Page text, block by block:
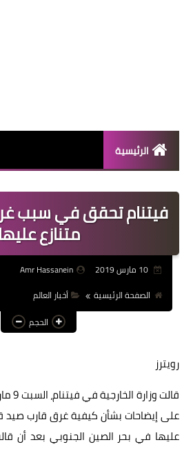
الرئيسية
منوعات
فعاليات
صحة
عالم
أخبار مصر
أخبار
فيتنام تحقق في سبب
متنازع عليها
10 مارس 2019
Amr Hassanein
الصفحة الرئيسية
أخبار العالم
الحجم
رويترز
قالت
على إيضاحات بشأن كيفية غرق قارب صيد
عليها في بحر الصين الجنوبي بعد أن